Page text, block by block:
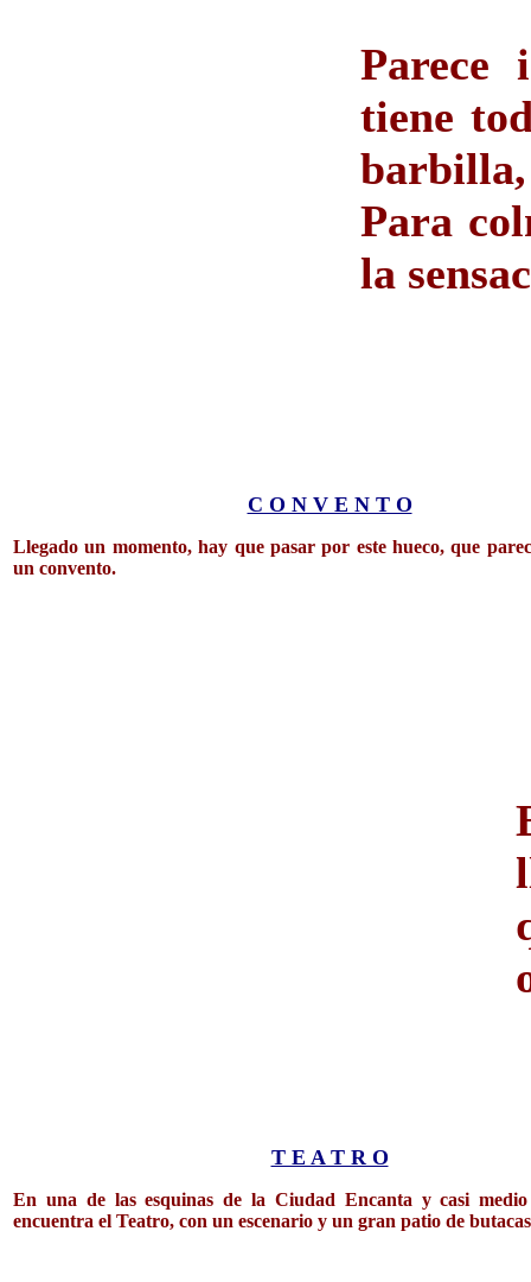
Parece
tiene
Para
la
C O N V E N T O
Llegado un momento, hay que pasar por este hueco, que
un convento.
T E A T R O
En una de las esquinas de la Ciudad Encanta y casi medio
encuentra el Teatro, con un escenario y un gran patio de